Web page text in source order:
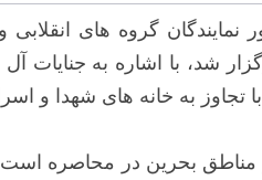
گروه های
شد، با اشاره به
تجاوز به خانه های شهدا و
بحرین در محاصره